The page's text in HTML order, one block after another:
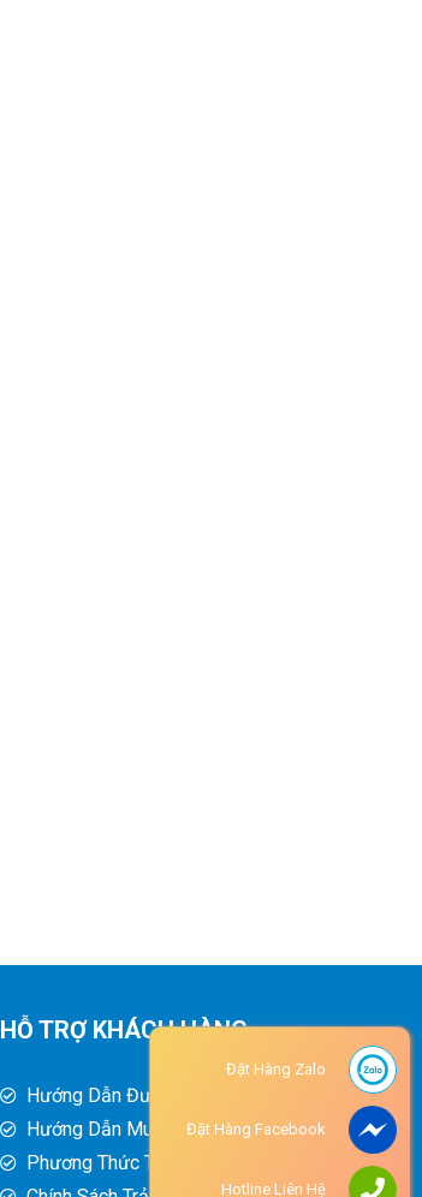
HỖ TRỢ KHÁCH HÀNG
Hướng Dẫn Đường Đi
Hướng Dẫn Mua Hàng
Phương Thức Thanh Toán
Đặt Hàng Zalo
Đặt Hàng Facebook
Hotline Liên Hệ